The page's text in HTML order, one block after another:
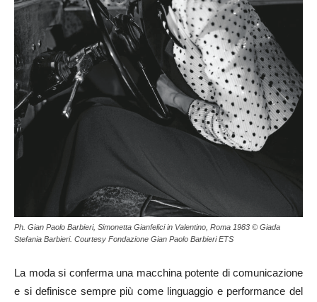
Ph. Gian Paolo Barbieri, Simonetta Gianfelici in Valentino, Roma 1983 © Giada
Stefania Barbieri. Courtesy Fondazione Gian Paolo Barbieri ETS
La moda si conferma una macchina potente di comunicazione
e si definisce sempre più come linguaggio e performance del